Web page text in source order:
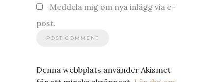
Meddela mig om nya inlägg via e-
post.
Denna webbplats använder Akismet